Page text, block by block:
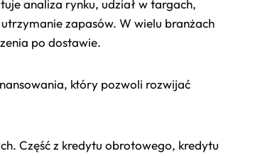
analiza rynku, udział w targach,
zapasów. W wielu branżach
po dostawie.
który pozwoli rozwijać
Część z kredytu obrotowego, kredytu